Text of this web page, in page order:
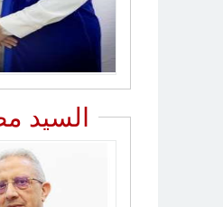
السيد